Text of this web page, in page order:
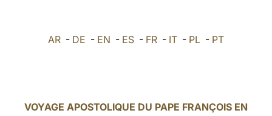
العربيّة AR - DE - EN - ES - FR - IT - PL - PT
VOYAGE APOSTOLIQUE DU PAPE FRANÇOIS EN